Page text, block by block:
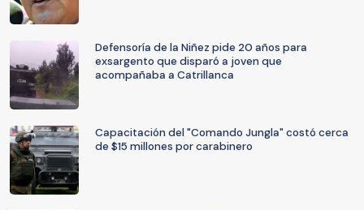
Defensoría de la Niñez pide 20 años para
exsargento que disparó a joven que
acompañaba a Catrillanca
Capacitación del "Comando Jungla" costó cerca
de $15 millones por carabinero